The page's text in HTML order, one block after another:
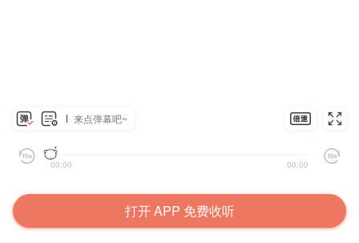
来点弹幕吧~
00:00 00:00
打开 APP 免费收听